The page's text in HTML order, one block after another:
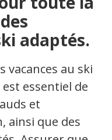
adaptés.
vacances au ski
essentiel de
et
ainsi que des